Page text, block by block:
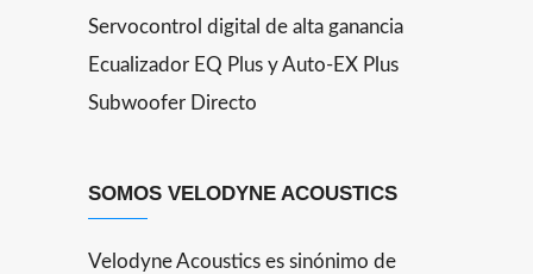
Servocontrol digital de alta ganancia
Ecualizador EQ Plus y Auto-EX Plus
Subwoofer Directo
SOMOS VELODYNE ACOUSTICS
Velodyne Acoustics es sinónimo de